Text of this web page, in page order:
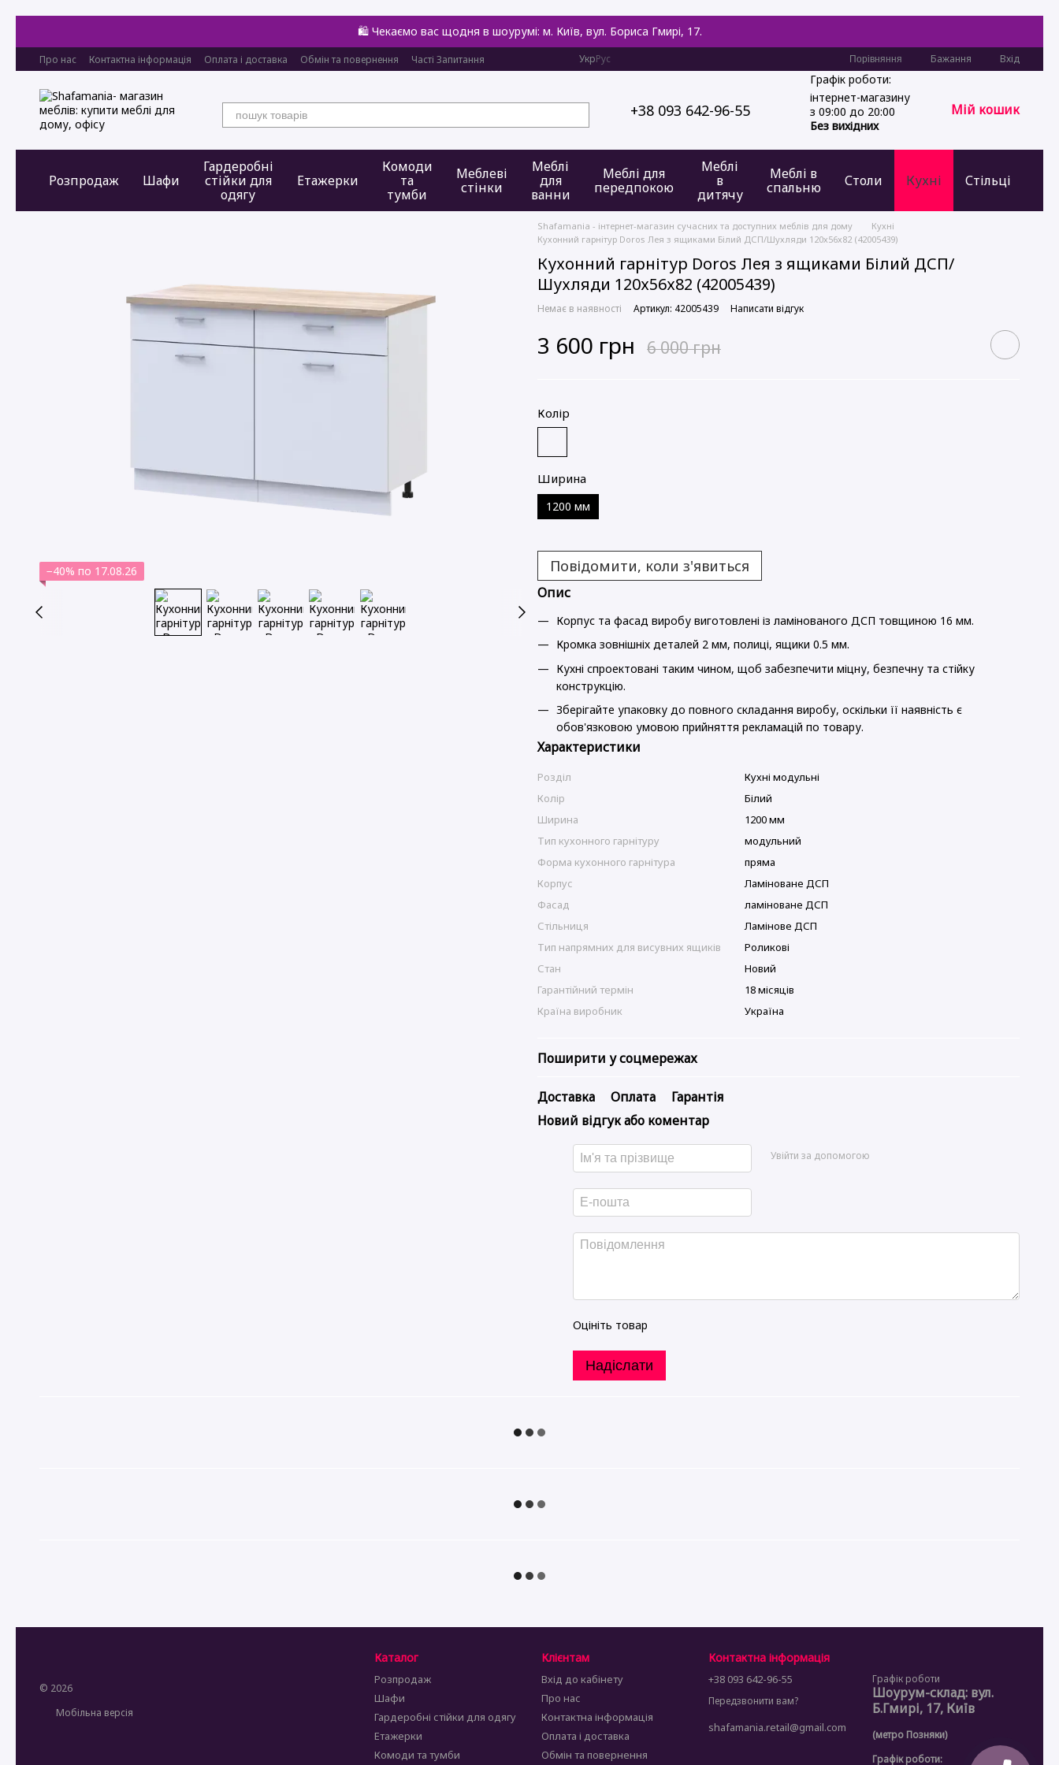
🛍️ Чекаємо вас щодня в шоурумі: м. Київ, вул. Бориса Гмирі, 17.
Про нас Контактна інформація Оплата і доставка Обмін та повернення Часті Запитання УкрРус Порівняння Бажання Вхід
+38 093 642-96-55
Графік роботи:
інтернет-магазину
з 09:00 до 20:00
Без вихідних
Мій кошик
Розпродаж Шафи
Гардеробні
стійки для
одягу
Етажерки
Комоди
та
тумби
Меблеві
стінки
Меблі
для
ванни
Меблі для
передпокою
Меблі
в
дитячу
Меблі в
спальню
Столи Кухні Стільці
−40% по 17.08.26
Shafamania - інтернет-магазин сучасних та доступних меблів для дому
Кухні
Кухонний гарнітур Doros Лея з ящиками Білий ДСП/Шухляди 120х56х82 (42005439)
Кухонний гарнітур Doros Лея з ящиками Білий ДСП/
Шухляди 120х56х82 (42005439)
Немає в наявності Артикул: 42005439 Написати відгук
3 600 грн 6 000 грн
Колір
Ширина
1200 мм
Повідомити, коли з'явиться
Опис
Корпус та фасад виробу виготовлені із ламінованого ДСП товщиною 16 мм.
Кромка зовнішніх деталей 2 мм, полиці, ящики 0.5 мм.
Кухні спроектовані таким чином, щоб забезпечити міцну, безпечну та стійку
конструкцію.
Зберігайте упаковку до повного складання виробу, оскільки її наявність є
обов'язковою умовою прийняття рекламацій по товару.
Характеристики
Розділ
Кухні модульні
Колір
Білий
Ширина
1200 мм
Тип кухонного гарнітуру
модульний
Форма кухонного гарнітура
пряма
Корпус
Ламіноване ДСП
Фасад
ламіноване ДСП
Стільниця
Ламінове ДСП
Тип напрямних для висувних ящиків
Роликові
Стан
Новий
Гарантійний термін
18 місяців
Країна виробник
Україна
Поширити у соцмережах
Доставка Оплата
Гарантія
Новий відгук або коментар
Увійти за допомогою
Оцініть товар
Надіслати
© 2026
Мобільна версія
Каталог
Розпродаж
Шафи
Гардеробні стійки для одягу
Етажерки
Комоди та тумби
Клієнтам
Вхід до кабінету
Про нас
Контактна інформація
Оплата і доставка
Обмін та повернення
Контактна інформація
+38 093 642-96-55
Передзвонити вам?
shafamania.retail@gmail.com
Графік роботи
Шоурум-склад: вул.
Б.Гмирі, 17, Київ
(метро Позняки)
Графік роботи: